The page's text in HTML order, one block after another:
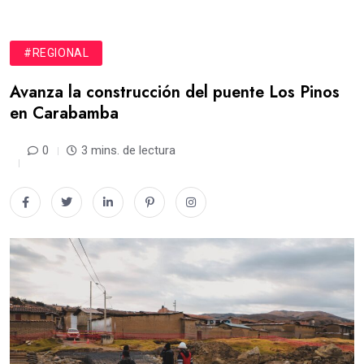
#REGIONAL
Avanza la construcción del puente Los Pinos
en Carabamba
0 3 mins. de lectura